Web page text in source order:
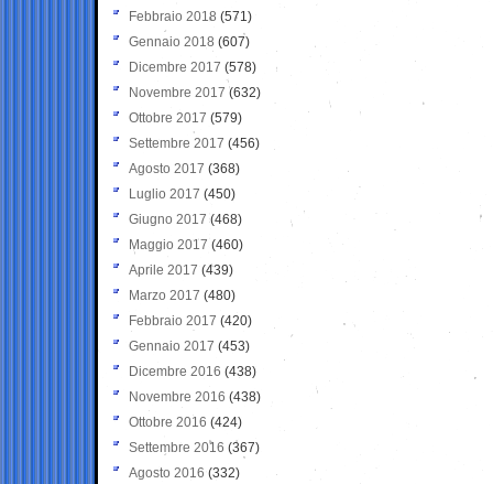
Febbraio 2018 (571)
Gennaio 2018 (607)
Dicembre 2017 (578)
Novembre 2017 (632)
Ottobre 2017 (579)
Settembre 2017 (456)
Agosto 2017 (368)
Luglio 2017 (450)
Giugno 2017 (468)
Maggio 2017 (460)
Aprile 2017 (439)
Marzo 2017 (480)
Febbraio 2017 (420)
Gennaio 2017 (453)
Dicembre 2016 (438)
Novembre 2016 (438)
Ottobre 2016 (424)
Settembre 2016 (367)
Agosto 2016 (332)